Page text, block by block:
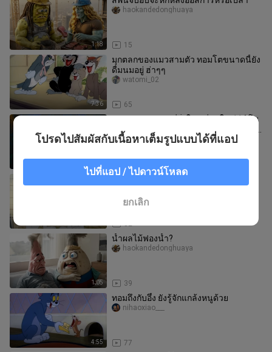
1:18 15
haokandedonghuaya
7:36
มุกตลกของแมวสามตัว ทอมโตขนาดนี้ยัง
ดื่มนมอยู่ ฮ่าๆๆ
65
watomi_02
ผลงานระดับเทพที่ยิ่งใหญ่ที่สุดในซีรีส์ โน
บิตะสร้างอารยธรรมทั้งหมดขึ้นมาด้วยมือ
ของเขาเอง! โดราเอมอน ว
15
xixi_04
นี่คือความเก่งกาจของเหล่าแมวเลยใช่
32
nihaoxiao___
1:05
น้ำผลไม้ฟองน้ำ?
39
haokandedonghuaya
4:55
ทอมถึงกับอึ้ง ยังรู้จักแกล้งหนูด้วย
77
nihaoxiao___
โปรดไปสัมผัสกับเนื้อหาเต็มรูปแบบได้ที่แอป
ไปที่แอป / ไปดาวน์โหลด
ยกเลิก